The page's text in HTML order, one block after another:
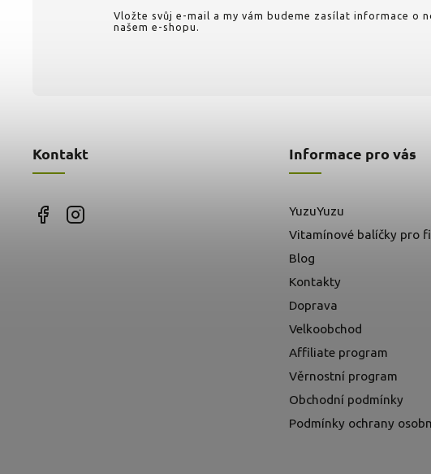
Kontakt
Vložte svůj e-mail a my vám budeme zasílat informace o
našem e-shopu.
Informace pro vás
YuzuYuzu
Vitamínové balíčky pro
Blog
Kontakty
Doprava
Velkoobchod
Affiliate program
Věrnostní program
Obchodní podmínky
Podmínky ochrany